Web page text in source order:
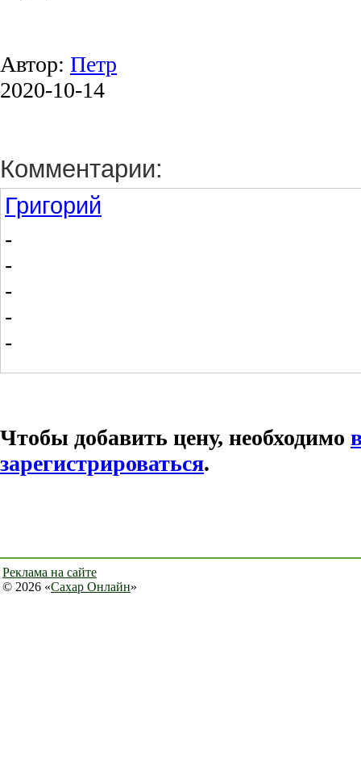
Автор: Петр
2020-10-14
Комментарии:
Григорий
-
-
-
-
-
Чтобы добавить цену, необходимо
зарегистрироваться.
Реклама на сайте
© 2026 «Сахар Онлайн»